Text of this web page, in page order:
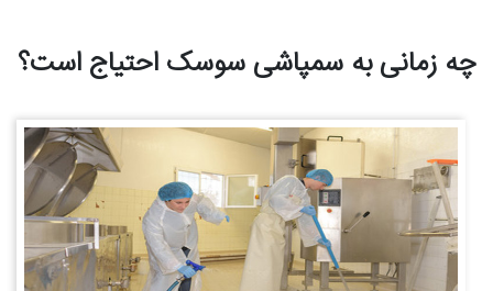
چه زمانی به سمپاشی سوسک احتیاج است؟